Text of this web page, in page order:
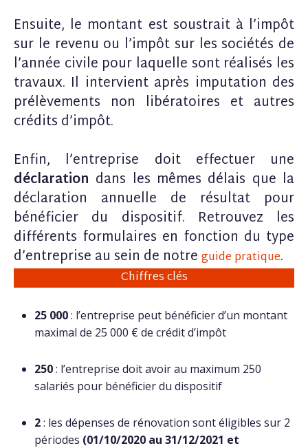
Ensuite, le montant est soustrait à l’impôt
sur le revenu ou l’impôt sur les sociétés de
l’année civile pour laquelle sont réalisés les
travaux. Il intervient après imputation des
prélèvements non libératoires et autres
crédits d’impôt.
Enfin, l’entreprise doit effectuer une
déclaration dans les mêmes délais que la
déclaration annuelle de résultat pour
bénéficier du dispositif. Retrouvez les
différents formulaires en fonction du type
d’entreprise au sein de notre guide pratique.
Chiffres clés
25 000: l’entreprise peut bénéficier d’un montant
maximal de 25 000 € de crédit d’impôt
250: l’entreprise doit avoir au maximum 250
salariés pour bénéficier du dispositif
2: les dépenses de rénovation sont éligibles sur 2
périodes (01/10/2020 au 31/12/2021 et